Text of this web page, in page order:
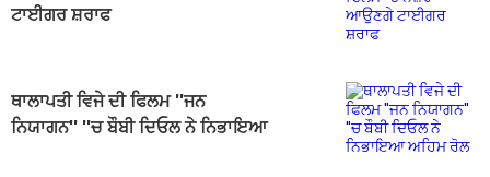
ਟਾਈਗਰ ਸ਼ਰਾਫ
ਥਾਲਾਪਤੀ ਵਿਜੇ ਦੀ ਫਿਲਮ ''ਜਨ
ਨਿਯਾਗਨ'' ''ਚ ਬੌਬੀ ਦਿਓਲ ਨੇ ਨਿਭਾਇਆ